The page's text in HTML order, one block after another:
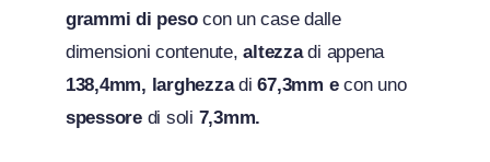
grammi di pesocon un case dalle
dimensioni contenute,altezzadi appena
138,4mm, larghezzadi 67,3mm econ uno
spessore di soli 7,3mm.